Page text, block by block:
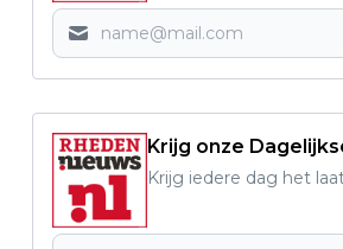
Krijg onze
Krijg iedere dag het